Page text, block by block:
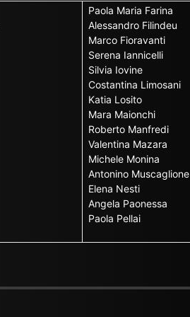
Paola Maria Farina
Alessandro Filindeu
Marco Fioravanti
Serena Iannicelli
Silvia Iovine
Costantina Limosani
Katia Losito
Mara Maionchi
Roberto Manfredi
Valentina Mazara
Michele Monina
Antonino Muscaglione
Elena Nesti
Angela Paonessa
Paola Pellai